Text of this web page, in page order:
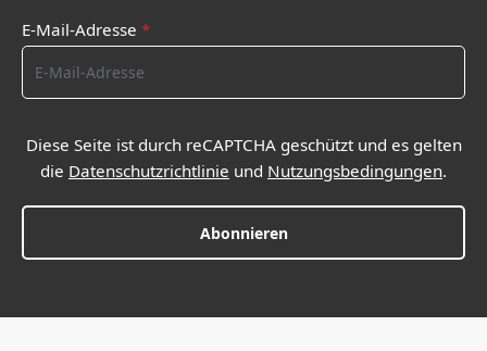
E-Mail-Adresse *
Diese Seite ist durch reCAPTCHA geschützt und es gelten
die Datenschutzrichtlinie und Nutzungsbedingungen.
Abonnieren